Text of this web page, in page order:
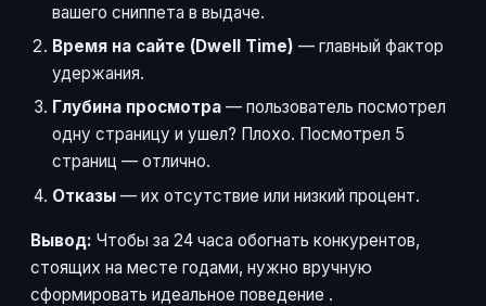
вашего сниппета в выдаче.
Время на сайте (Dwell Time) — главный фактор
удержания.
Глубина просмотра — пользователь посмотрел
одну страницу и ушел? Плохо. Посмотрел 5
страниц — отлично.
Отказы — их отсутствие или низкий процент.
Вывод: Чтобы за 24 часа обогнать конкурентов,
стоящих на месте годами, нужно вручную
сформировать идеальное поведение .